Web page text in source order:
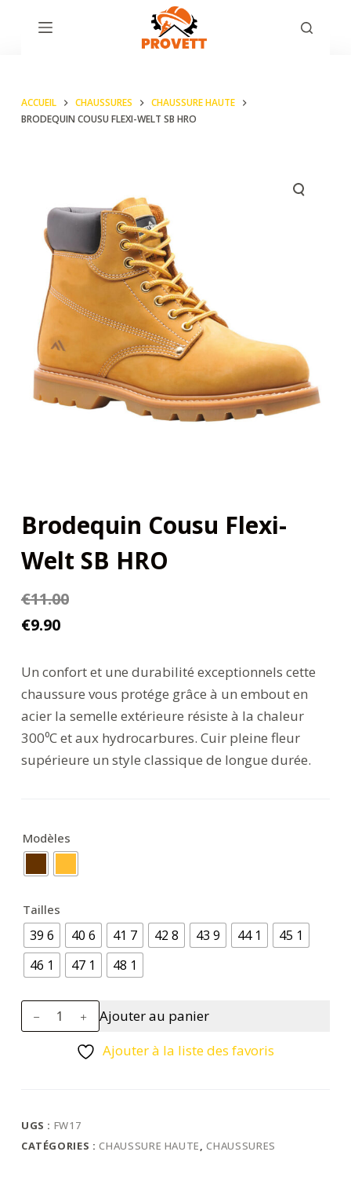
eACCUEIL CHAUSSURES
CHAUSSURE HAUTE
BRODEQUIN COUSU FLEXI-WELT SB HRO
Brodequin Cousu Flexi-
Welt SB HRO
€11.00
€9.90
Un confort et une durabilité exceptionnels cette
chaussure vous protége grâce à un embout en
acier la semelle extérieure résiste à la chaleur
300⁰C et aux hydrocarbures. Cuir pleine fleur
supérieure un style classique de longue durée.
Modèles
Tailles
39 6 40 6 41 7 42 8 43 9 44 1
45 1
46 1
47 1 48 1
quantité
de
SB
HRO
Ajouter au panier
Ajouter à la liste des favoris
UGS : FW17
CATÉGORIES :CHAUSSURE HAUTE,CHAUSSURES